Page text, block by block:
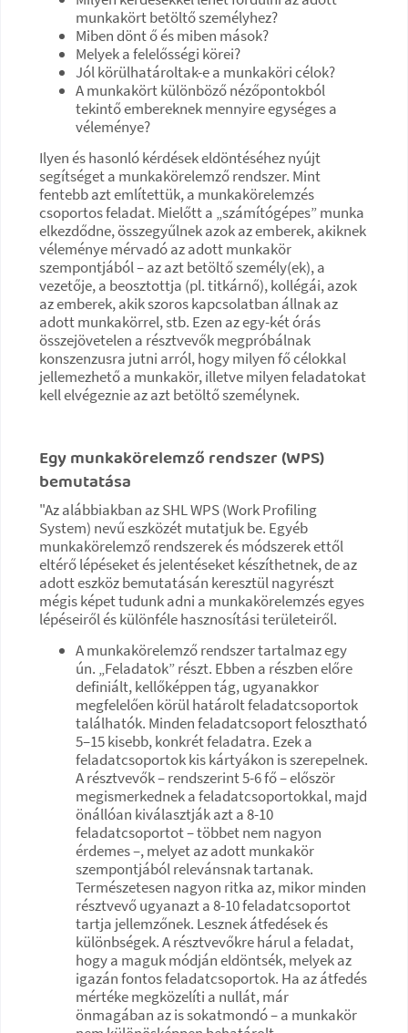
munkakört betöltő személyhez?
Miben dönt ő és miben mások?
Melyek a felelősségi körei?
Jól körülhatároltak-e a munkaköri célok?
A munkakört különböző nézőpontokból
tekintő embereknek mennyire egységes a
véleménye?
Ilyen és hasonló kérdések eldöntéséhez nyújt
segítséget a munkakörelemző rendszer. Mint
fentebb azt említettük, a munkakörelemzés
csoportos feladat. Mielőtt a „számítógépes” munka
elkezdődne, összegyűlnek azok az emberek, akiknek
véleménye mérvadó az adott munkakör
szempontjából – az azt betöltő személy(ek), a
vezetője, a beosztottja (pl. titkárnő), kollégái, azok
az emberek, akik szoros kapcsolatban állnak az
adott munkakörrel, stb. Ezen az egy-két órás
összejövetelen a résztvevők megpróbálnak
konszenzusra jutni arról, hogy milyen fő célokkal
jellemezhető a munkakör, illetve milyen feladatokat
kell elvégeznie az azt betöltő személynek.
Egy munkakörelemző rendszer (WPS)
bemutatása
"Az alábbiakban az SHL WPS (Work Profiling
System) nevű eszközét mutatjuk be. Egyéb
munkakörelemző rendszerek és módszerek ettől
eltérő lépéseket és jelentéseket készíthetnek, de az
adott eszköz bemutatásán keresztül nagyrészt
mégis képet tudunk adni a munkakörelemzés egyes
lépéseiről és különféle hasznosítási területeiről.
A munkakörelemző rendszer tartalmaz egy
ún. „Feladatok” részt. Ebben a részben előre
definiált, kellőképpen tág, ugyanakkor
megfelelően körül határolt feladatcsoportok
találhatók. Minden feladatcsoport felosztható
5–15 kisebb, konkrét feladatra. Ezek a
feladatcsoportok kis kártyákon is szerepelnek.
A résztvevők – rendszerint 5-6 fő – először
megismerkednek a feladatcsoportokkal, majd
önállóan kiválasztják azt a 8-10
feladatcsoportot – többet nem nagyon
érdemes –, melyet az adott munkakör
szempontjából relevánsnak tartanak.
Természetesen nagyon ritka az, mikor minden
résztvevő ugyanazt a 8-10 feladatcsoportot
tartja jellemzőnek. Lesznek átfedések és
különbségek. A résztvevőkre hárul a feladat,
hogy a maguk módján eldöntsék, melyek az
igazán fontos feladatcsoportok. Ha az átfedés
mértéke megközelíti a nullát, már
önmagában az is sokatmondó – a munkakör